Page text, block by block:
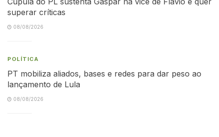
superar críticas
08/08/2026
POLÍTICA
PT mobiliza aliados, bases e redes para dar peso ao
lançamento de Lula
08/08/2026